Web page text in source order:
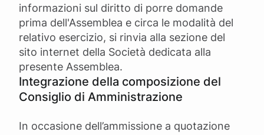
informazioni sul diritto di porre domande
prima dell'Assemblea e circa le modalità del
relativo esercizio, si rinvia alla sezione del
sito internet della Società dedicata alla
presente Assemblea.
Integrazione della composizione del
Consiglio di Amministrazione
In occasione dell’ammissione a quotazione